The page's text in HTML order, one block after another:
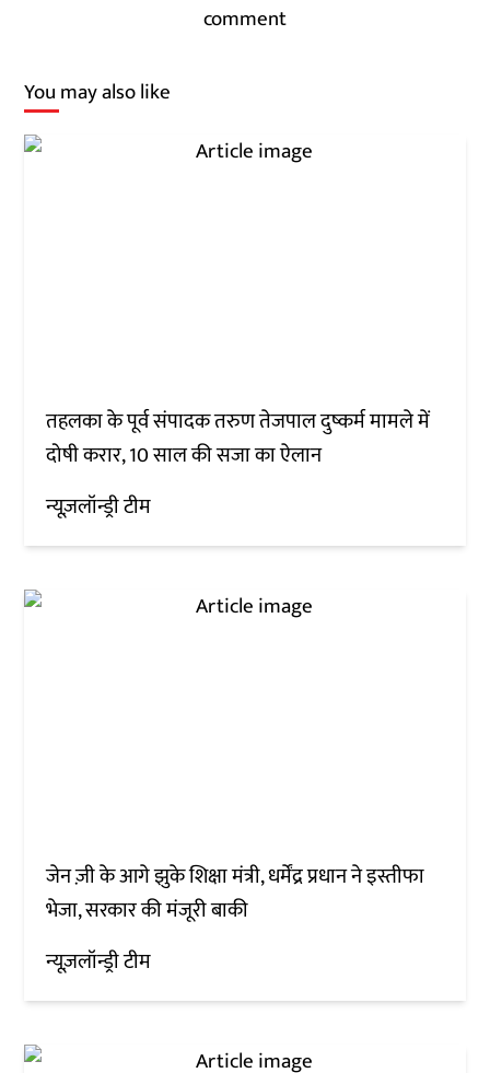
comment
You may also like
तहलका के पूर्व संपादक तरुण तेजपाल दुष्कर्म मामले में
दोषी करार, 10 साल की सजा का ऐलान
न्यूज़लॉन्ड्री टीम
जेन ज़ी के आगे झुके शिक्षा मंत्री, धर्मेंद्र प्रधान ने इस्तीफा
भेजा, सरकार की मंजूरी बाकी
न्यूज़लॉन्ड्री टीम